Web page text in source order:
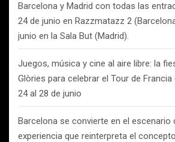
Barcelona y Madrid con todas las
24 de junio en Razzmatazz 2
junio en la Sala But (Madrid).
Juegos, música y cine al aire libre: la
Glòries para celebrar el Tour de Francia
24 al 28 de junio
Barcelona se convierte en el escenario
experiencia que reinterpreta el